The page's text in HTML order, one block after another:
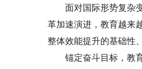
面对国际形势复杂变
革加速演进，教育越来
整体效能提升的基础性
锚定奋斗目标，教育